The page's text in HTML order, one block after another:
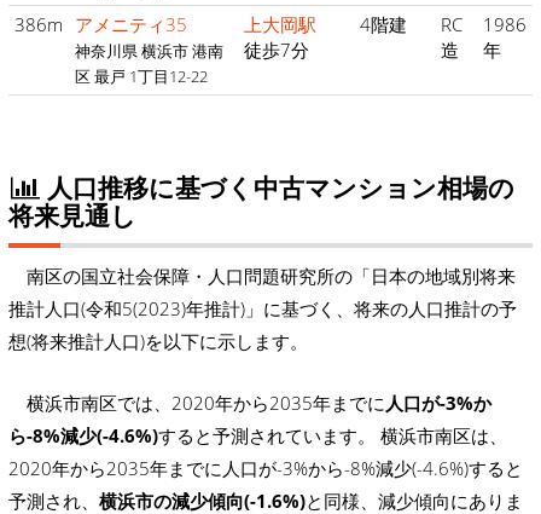
386m アメニティ35
神奈川県 横浜市 港南
区 最戸 1丁目12-22
上大岡駅
徒歩7分
4階建
RC
造
1986
年
人口推移に基づく中古マンション相場の
将来見通し
南区の国立社会保障・人口問題研究所の「日本の地域別将来
推計人口(令和5(2023)年推計)」に基づく、将来の人口推計の予
想(将来推計人口)を以下に示します。
横浜市南区では、2020年から2035年までに 人口が-3%か
ら-8%減少(-4.6%)すると予測されています。 横浜市南区は、
2020年から2035年までに人口が-3%から-8%減少(-4.6%)すると
予測され、 横浜市の減少傾向(-1.6%)と同様、減少傾向にありま